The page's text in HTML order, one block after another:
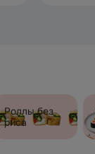
Роллы без
риса